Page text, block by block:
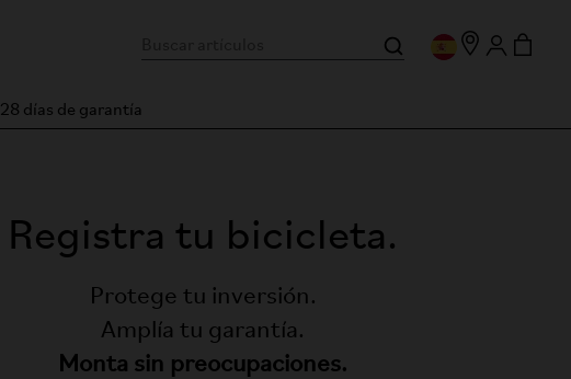
28 días de garantía
Registra tu bicicleta.
Protege tu inversión.
Amplía tu garantía.
Monta sin preocupaciones.